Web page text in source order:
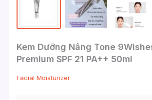
Kem Dưỡng Nâng Tone
Premium SPF 21 PA++ 50ml
Facial Moisturizer